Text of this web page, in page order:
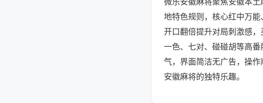
地特色规则，核心红中万能
开口翻倍提升对局刺激感
一色、七对、碰碰胡等高
气，界面简洁无广告，操
安徽麻将的独特乐趣。